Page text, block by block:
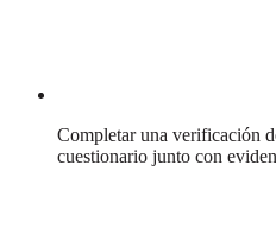
Completar una verificación
cuestionario junto con